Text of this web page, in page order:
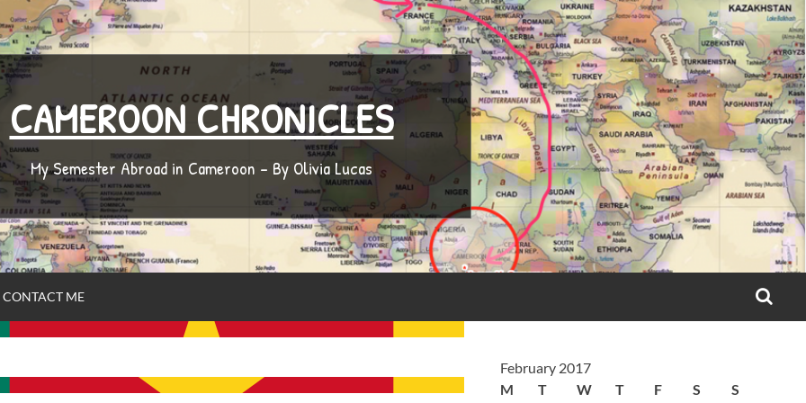
CAMEROON CHRONICLES
My Semester Abroad in Cameroon – By Olivia Lucas
CONTACT ME
February 2017
M
T W T F S
S